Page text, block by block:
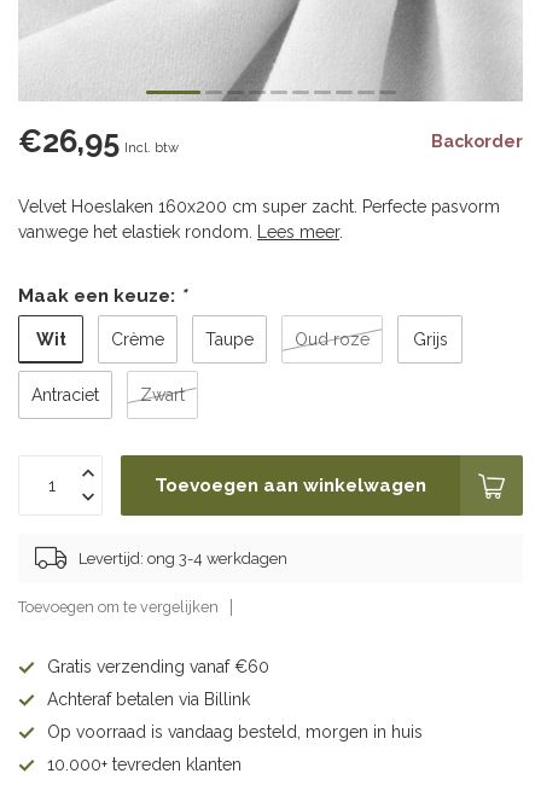
€26,95 Incl. btw Backorder
Velvet Hoeslaken 160x200 cm super zacht. Perfecte pasvorm
vanwege het elastiek rondom.
Lees meer.
Maak een keuze: *
Wit Crème Taupe Oud roze Grijs
Antraciet Zwart
Toevoegen aan winkelwagen
Levertijd: ong 3-4 werkdagen
Toevoegen om te vergelijken
Gratis verzending vanaf €60
Achteraf betalen via Billink
Op voorraad is vandaag besteld, morgen in huis
10.000+ tevreden klanten